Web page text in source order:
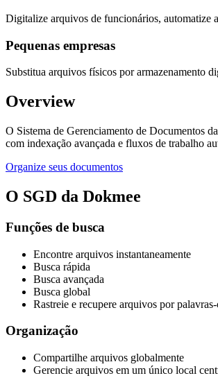
Digitalize arquivos de funcionários, automatize
Pequenas empresas
Substitua arquivos físicos por armazenamento
Overview
O Sistema de Gerenciamento de Documentos
com indexação avançada e fluxos de trabalho
Organize seus documentos
O SGD da Dokmee
Funções de busca
Encontre arquivos instantaneamente
Busca rápida
Busca avançada
Busca global
Rastreie e recupere arquivos por
Organização
Compartilhe arquivos globalmente
Gerencie arquivos em um único local